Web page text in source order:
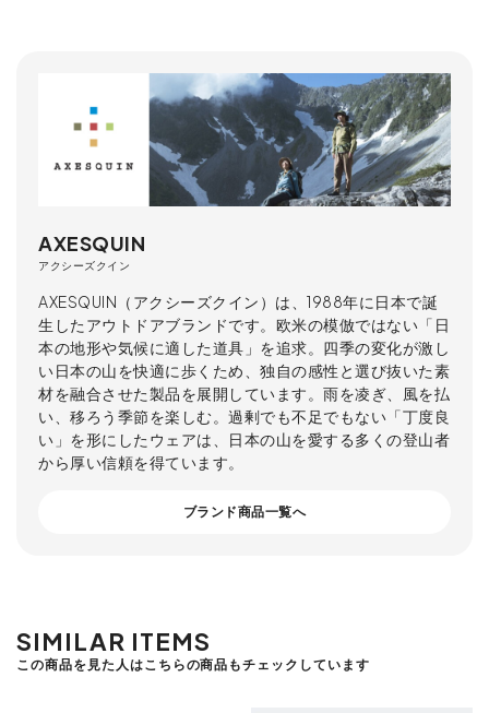
AXESQUIN
アクシーズクイン
AXESQUIN（アクシーズクイン）は、1988年に日本で誕
生したアウトドアブランドです。欧米の模倣ではない「日
本の地形や気候に適した道具」を追求。四季の変化が激し
い日本の山を快適に歩くため、独自の感性と選び抜いた素
材を融合させた製品を展開しています。雨を凌ぎ、風を払
い、移ろう季節を楽しむ。過剰でも不足でもない「丁度良
い」を形にしたウェアは、日本の山を愛する多くの登山者
から厚い信頼を得ています。
ブランド商品一覧へ
SIMILAR ITEMS
この商品を見た人はこちらの商品もチェックしています